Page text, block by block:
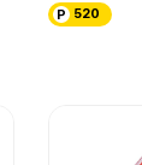
520